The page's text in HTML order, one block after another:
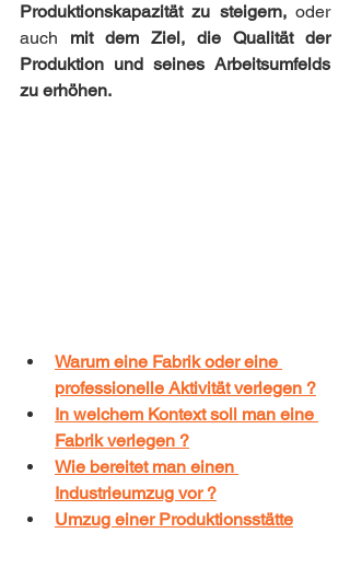
Produktionskapazität zu steigern, oder
auch mit dem Ziel, die Qualität der
Produktion und seines Arbeitsumfelds
zu erhöhen.
Warum eine Fabrik oder eine
professionelle Aktivität verlegen ?
In welchem Kontext soll man eine
Fabrik verlegen ?
Wie bereitet man einen
Industrieumzug vor ?
Umzug einer Produktionsstätte